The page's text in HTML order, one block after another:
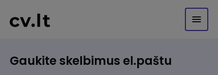
Gaukite skelbimus el.paštu